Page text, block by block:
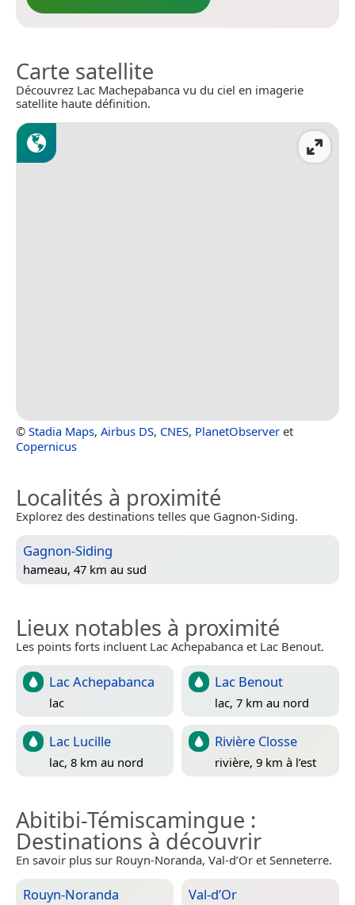
Carte satellite
Découvrez Lac Machepabanca vu du ciel en imagerie
satellite haute définition.
© Stadia Maps, Airbus DS, CNES, PlanetObserver et
Copernicus
Localités à proximité
Explorez des destinations telles que Gagnon-Siding.
Gagnon-Siding
hameau, 47 km au sud
Lieux notables à proximité
Les points forts incluent Lac Achepabanca et Lac Benout.
Lac Achepabanca
lac
Lac Benout
lac, 7 km au nord
Lac Lucille
lac, 8 km au nord
Rivière Closse
rivière, 9 km à l’est
Abitibi-Témiscamingue :
Destinations à découvrir
En savoir plus sur Rouyn-Noranda, Val-d’Or et Senneterre.
Rouyn-Noranda Val-d’Or